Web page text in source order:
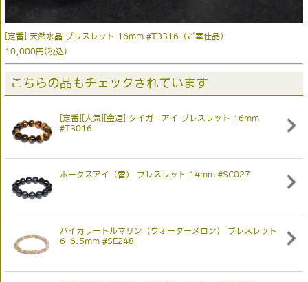
[定番] 天然水晶 ブレスレット 16mm #T3316（ご奉仕品）
10,000円(税込)
こちらの品もチェックされています
[定番][人気][金運] タイガーアイ ブレスレット 16mm
#T3016
ホークスアイ（雷） ブレスレット 14mm #SC027
バイカラートルマリン（ウォーターメロン） ブレスレット
6-6.5mm #SE248